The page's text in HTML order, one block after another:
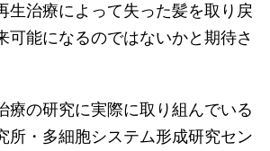
生治療によって失った髪を取り戻
可能になるのではないかと期待さ
療の研究に実際に取り組んでいる
所・多細胞システム形成研究セン